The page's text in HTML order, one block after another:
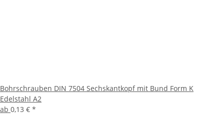
Bohrschrauben DIN 7504 Sechskantkopf mit Bund Form K
Edelstahl A2
ab 0,13 € *